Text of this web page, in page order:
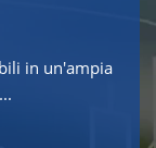
in un'ampia